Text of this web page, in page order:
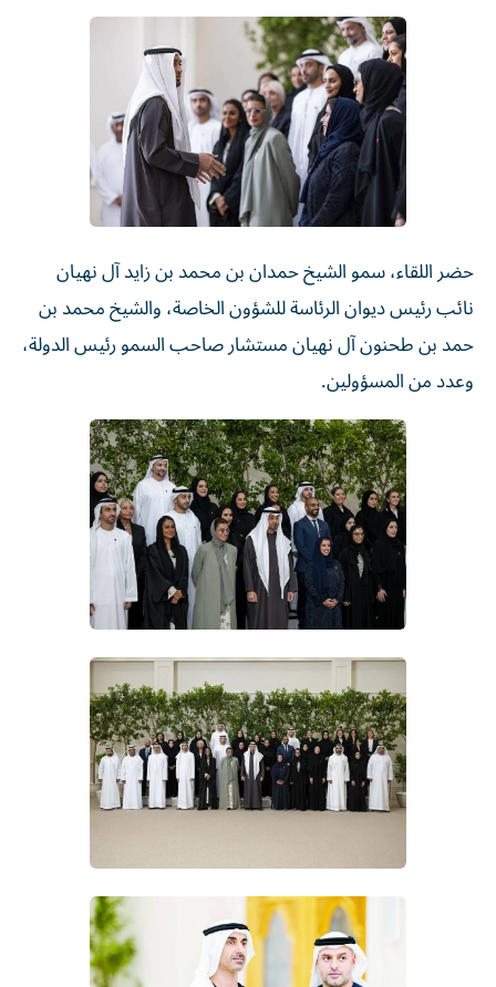
حضر اللقاء، سمو الشيخ حمدان بن محمد بن زايد آل نهيان
نائب رئيس ديوان الرئاسة للشؤون الخاصة، والشيخ محمد بن
حمد بن طحنون آل نهيان مستشار صاحب السمو رئيس الدولة،
وعدد من المسؤولين.